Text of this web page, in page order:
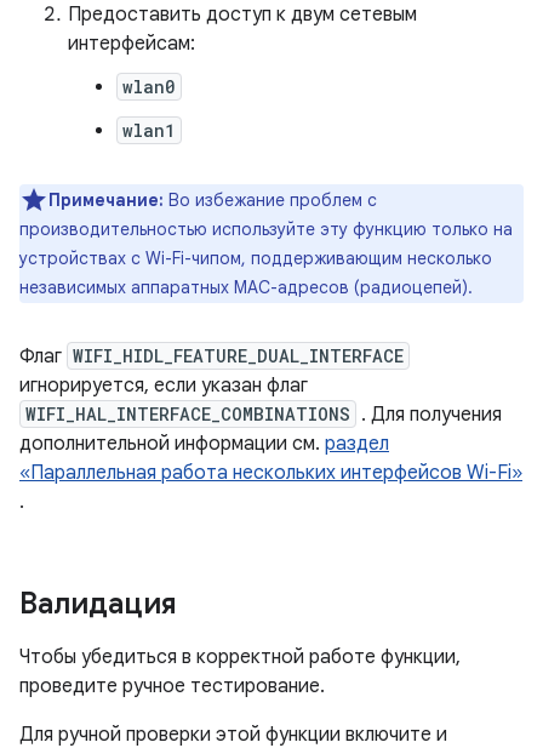
Предоставить доступ к двум сетевым
интерфейсам:
wlan0
wlan1
Примечание: Во избежание проблем с
производительностью используйте эту функцию только на
устройствах с Wi-Fi-чипом, поддерживающим несколько
независимых аппаратных MAC-адресов (радиоцепей).
Флаг WIFI_HIDL_FEATURE_DUAL_INTERFACE
игнорируется, если указан флаг
WIFI_HAL_INTERFACE_COMBINATIONS . Для получения
дополнительной информации см. раздел
«Параллельная работа нескольких интерфейсов Wi-Fi»
.
Валидация
Чтобы убедиться в корректной работе функции,
проведите ручное тестирование.
Для ручной проверки этой функции включите и